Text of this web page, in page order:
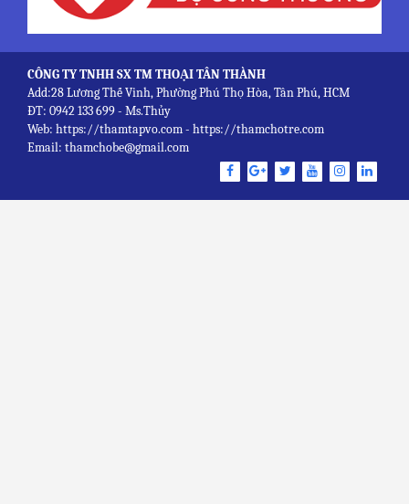
CÔNG TY TNHH SX TM THOẠI TÂN THÀNH
Add:28 Lương Thế Vinh, Phường Phú Thọ Hòa, Tân Phú, HCM
ĐT: 0942 133 699 - Ms.Thủy
Web: https://thamtapvo.com - https://thamchotre.com
Email: thamchobe@gmail.com